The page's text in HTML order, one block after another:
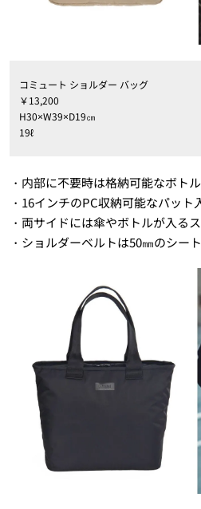
コミュート ショルダー バッグ
￥13,200
H30×W39×D19㎝
19ℓ
・内部に不要時は格納可能なボト
・16インチのPC収納可能なパット
・両サイドには傘やボトルが入る
・ショルダーベルトは50㎜のシー